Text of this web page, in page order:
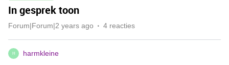
In gesprek toon
Forum|Forum|2 years ago 4 reacties
H harmkleine